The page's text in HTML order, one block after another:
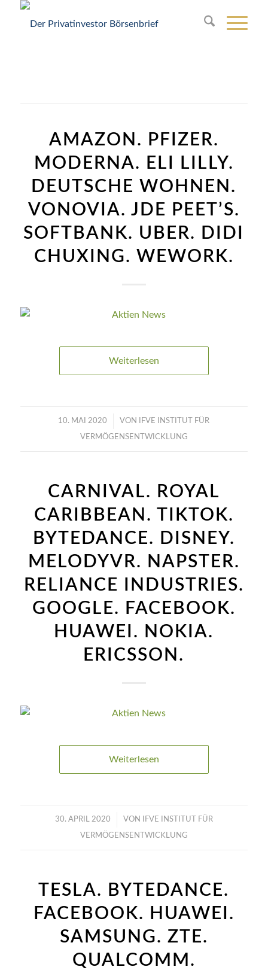
AMAZON. PFIZER.
MODERNA. ELI LILLY.
DEUTSCHE WOHNEN.
VONOVIA. JDE PEET’S.
SOFTBANK. UBER. DIDI
CHUXING. WEWORK.
Weiterlesen
10. MAI 2020
/ VON IFVE INSTITUT FÜR
VERMÖGENSENTWICKLUNG
CARNIVAL. ROYAL
CARIBBEAN. TIKTOK.
BYTEDANCE. DISNEY.
MELODYVR. NAPSTER.
RELIANCE INDUSTRIES.
GOOGLE. FACEBOOK.
HUAWEI. NOKIA.
ERICSSON.
Weiterlesen
30. APRIL 2020
/ VON IFVE INSTITUT FÜR
VERMÖGENSENTWICKLUNG
TESLA. BYTEDANCE.
FACEBOOK. HUAWEI.
SAMSUNG. ZTE.
QUALCOMM.